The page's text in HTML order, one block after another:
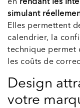
en rendant les
simulant
Elles permettent
calendrier, la
technique permet
les coûts de
Design
votre